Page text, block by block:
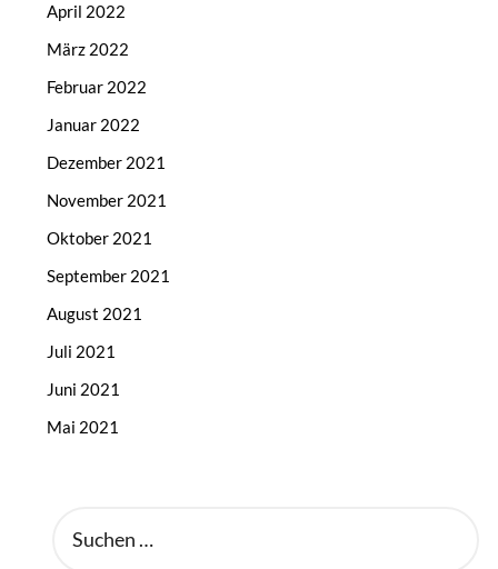
April 2022
März 2022
Februar 2022
Januar 2022
Dezember 2021
November 2021
Oktober 2021
September 2021
August 2021
Juli 2021
Juni 2021
Mai 2021
NACH: